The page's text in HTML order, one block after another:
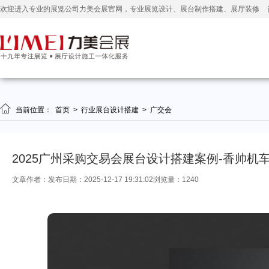
欢迎进入专业的展览公司力美会展官网，专业展览设计、展台制作搭建、展厅装修
 当前位置： 首页 > 行业展台设计搭建 > 广交会
2025广州采购交易会展台设计搭建案例-香帅机
文章作者： 发布日期：2025-12-17 19:31:02浏览量：1240